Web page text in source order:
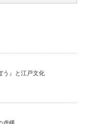
う』と江戸文化